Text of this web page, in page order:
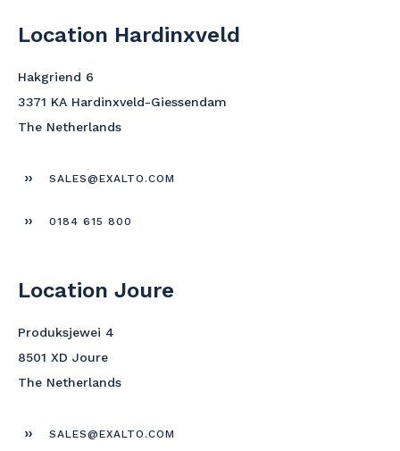
Location Hardinxveld
Hakgriend 6
3371 KA Hardinxveld-Giessendam
The Netherlands
SALES@EXALTO.COM
0184 615 800
Location Joure
Produksjewei 4
8501 XD Joure
The Netherlands
SALES@EXALTO.COM